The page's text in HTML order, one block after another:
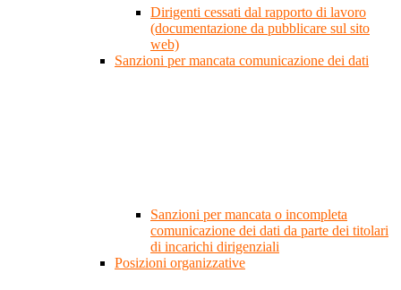
Dirigenti cessati dal rapporto di lavoro
(documentazione da pubblicare sul sito
web)
Sanzioni per mancata comunicazione dei dati
Sanzioni per mancata o incompleta
comunicazione dei dati da parte dei titolari
di incarichi dirigenziali
Posizioni organizzative